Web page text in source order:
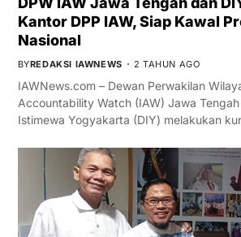
Kantor DPP IAW, Siap Kawal
Nasional
BYREDAKSI IAWNEWS 2 TAHUN AGO
IAWNews.com – Dewan Perwakilan
Accountability Watch (IAW) Jawa
Istimewa Yogyakarta (DIY) melakukan